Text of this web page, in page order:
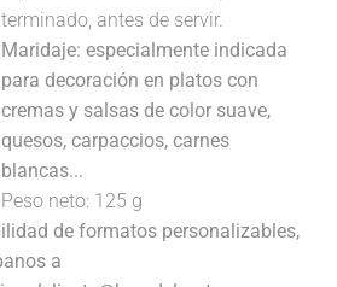
terminado, antes de servir.
Maridaje: especialmente indicada
para decoración en platos con
cremas y salsas de color suave,
quesos, carpaccios, carnes
blancas...
Peso neto: 125 g
de formatos personalizables,
a